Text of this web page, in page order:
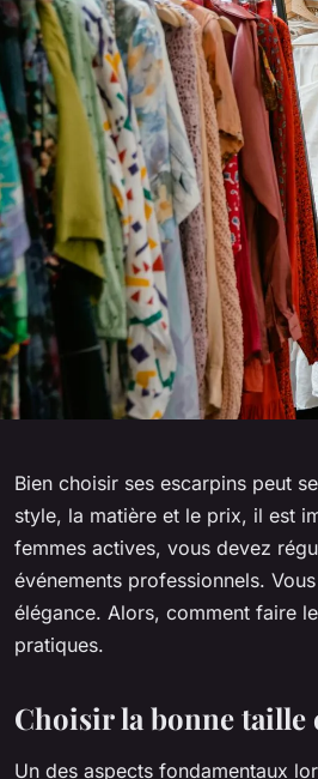
Bien choisir ses escarpins peut
style, la matière et le prix, il est
femmes actives, vous devez
événements professionnels.
élégance. Alors, comment faire
pratiques.
Choisir la bonne taille
Un des aspects fondamentaux